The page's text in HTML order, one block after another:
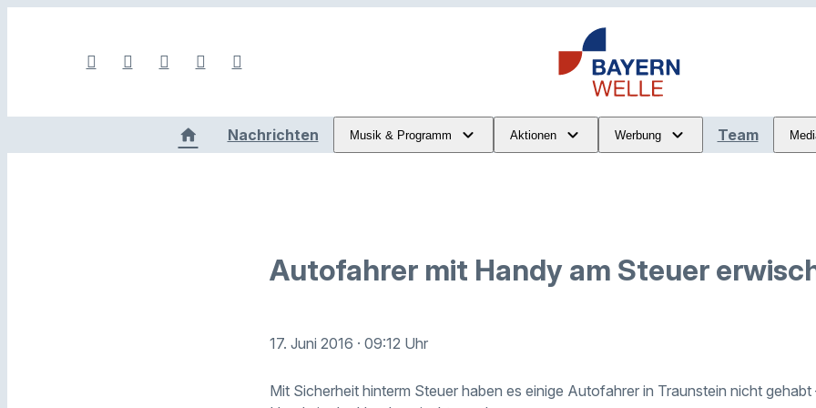
Nachrichten Musik & Programm Aktionen Werbung Team
Autofahrer mit Handy am Steuer
17. Juni 2016 · 09:12 Uhr
Mit Sicherheit hinterm Steuer haben es einige Autofahrer in Traunstein nicht gehabt